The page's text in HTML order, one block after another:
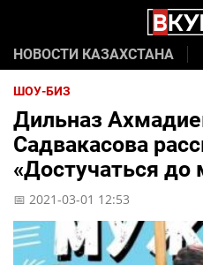
НОВОСТИ КАЗАХСТАНА
ШОУ-БИЗ
Дильназ
Садвакасова
«Достучаться до
📅 2021-03-01 12:53